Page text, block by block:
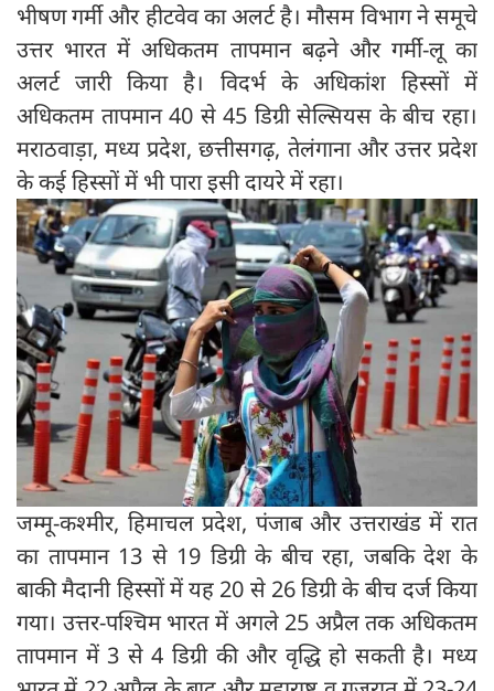
भीषण गर्मी और हीटवेव का अलर्ट है। मौसम विभाग ने समूचे
उत्तर भारत में अधिकतम तापमान बढ़ने और गर्मी-लू का
अलर्ट जारी किया है। विदर्भ के अधिकांश हिस्सों में
अधिकतम तापमान 40 से 45 डिग्री सेल्सियस के बीच रहा।
मराठवाड़ा, मध्य प्रदेश, छत्तीसगढ़, तेलंगाना और उत्तर प्रदेश
के कई हिस्सों में भी पारा इसी दायरे में रहा।
जम्मू-कश्मीर, हिमाचल प्रदेश, पंजाब और उत्तराखंड में रात
का तापमान 13 से 19 डिग्री के बीच रहा, जबकि देश के
बाकी मैदानी हिस्सों में यह 20 से 26 डिग्री के बीच दर्ज किया
गया। उत्तर-पश्चिम भारत में अगले 25 अप्रैल तक अधिकतम
तापमान में 3 से 4 डिग्री की और वृद्धि हो सकती है। मध्य